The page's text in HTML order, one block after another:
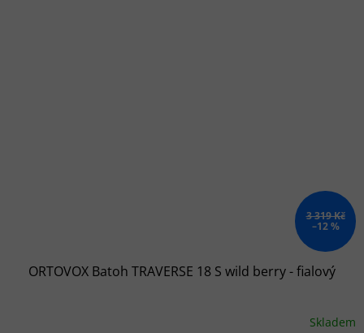
3 319 Kč
–12 %
ORTOVOX Batoh TRAVERSE 18 S wild berry - fialový
Skladem